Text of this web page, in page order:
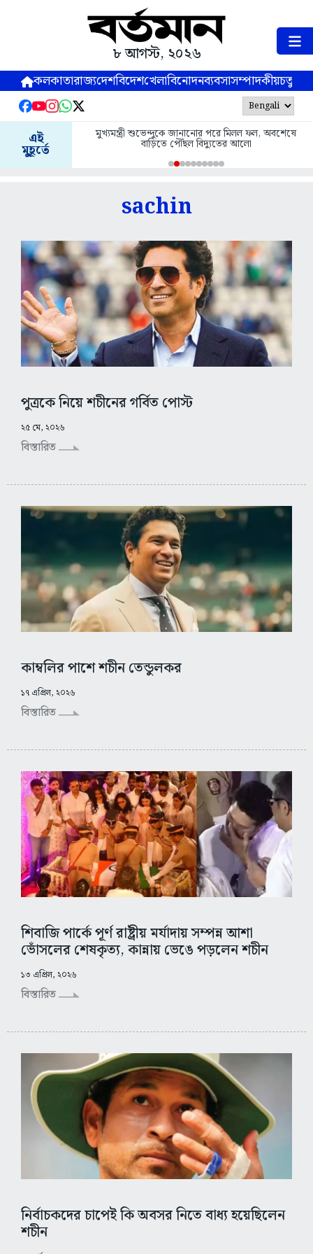
৮ আগস্ট, ২০২৬
কলকাতারাজ্যদেশবিদেশখেলাবিনোদনব্যবসাসম্পাদকীয়
এই
মুহূর্তে
মুখ্যমন্ত্রী শুভেন্দুকে জানানোর পরে মিলল ফল, অবশেষে
বাড়িতে পৌঁছল বিদ্যুতের আলো
sachin
পুত্রকে নিয়ে শচীনের গর্বিত পোস্ট
২৫ মে, ২০২৬
বিস্তারিত
কাম্বলির পাশে শচীন তেন্ডুলকর
১৭ এপ্রিল, ২০২৬
বিস্তারিত
শিবাজি পার্কে পূর্ণ রাষ্ট্রীয় মর্যাদায় সম্পন্ন আশা
ভোঁসলের শেষকৃত্য, কান্নায় ভেঙে পড়লেন শচীন
১৩ এপ্রিল, ২০২৬
বিস্তারিত
নির্বাচকদের চাপেই কি অবসর নিতে বাধ্য হয়েছিলেন
শচীন